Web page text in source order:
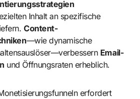
Inhalt an spezifische
Content-
—wie dynamische
Email-
und Öffnungsraten erheblich.
erfordert